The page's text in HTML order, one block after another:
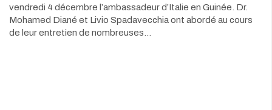
vendredi 4 décembre l’ambassadeur d’Italie en Guinée. Dr.
Mohamed Diané et Livio Spadavecchia ont abordé au cours
de leur entretien de nombreuses…